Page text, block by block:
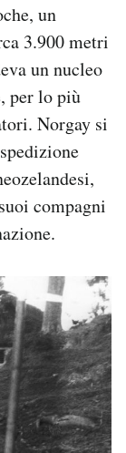
un
3.900 metri
un nucleo
per lo più
Norgay si
compagni